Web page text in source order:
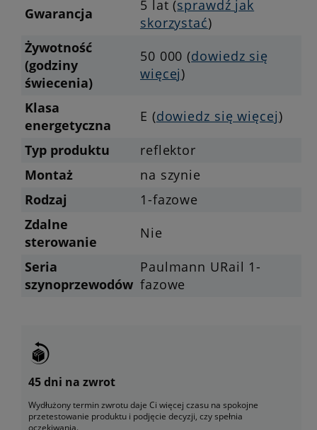
Gwarancja 5 lat (sprawdź jak
skorzystać)
Żywotność
(godziny
świecenia)
50 000 (dowiedz się
więcej)
Klasa
energetyczna
E (dowiedz się więcej)
Typ produktu
reflektor
Montaż
na szynie
Rodzaj
1-fazowe
Zdalne
sterowanie
Nie
Seria
szynoprzewodów
Paulmann URail 1-
fazowe
45 dni na zwrot
Wydłużony termin zwrotu daje Ci więcej czasu na spokojne
przetestowanie produktu i podjęcie decyzji, czy spełnia